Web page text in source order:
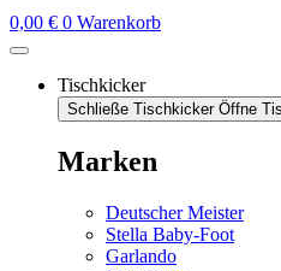
0,00 € 0 Warenkorb
Tischkicker
Schließe Tischkicker Öffne
Marken
Deutscher Meister
Stella Baby-Foot
Garlando